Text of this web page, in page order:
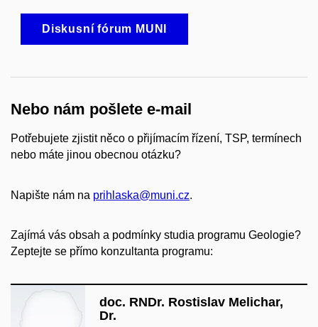
Diskusní fórum MUNI
Nebo nám pošlete e-mail
Potřebujete zjistit něco o přijímacím řízení, TSP, termínech
nebo máte jinou obecnou otázku?
Napište nám na prihlaska@muni.cz.
Zajímá vás obsah a podmínky studia programu Geologie?
Zeptejte se přímo konzultanta programu:
doc. RNDr. Rostislav Melichar,
Dr.